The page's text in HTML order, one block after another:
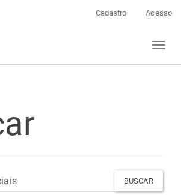
Cadastro Acesso
Toggle